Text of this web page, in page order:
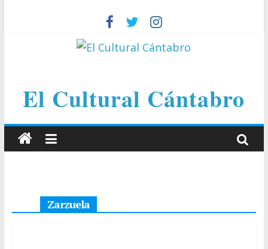
El Cultural Cántabro
Zarzuela